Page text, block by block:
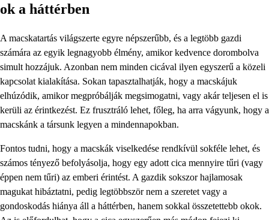
ok a háttérben
A macskatartás világszerte egyre népszerűbb, és a legtöbb gazdi
számára az egyik legnagyobb élmény, amikor kedvence dorombolva
simult hozzájuk. Azonban nem minden cicával ilyen egyszerű a közeli
kapcsolat kialakítása. Sokan tapasztalhatják, hogy a macskájuk
elhúzódik, amikor megpróbálják megsimogatni, vagy akár teljesen el is
kerüli az érintkezést. Ez frusztráló lehet, főleg, ha arra vágyunk, hogy a
macskánk a társunk legyen a mindennapokban.
Fontos tudni, hogy a macskák viselkedése rendkívül sokféle lehet, és
számos tényező befolyásolja, hogy egy adott cica mennyire tűri (vagy
éppen nem tűri) az emberi érintést. A gazdik sokszor hajlamosak
magukat hibáztatni, pedig legtöbbször nem a szeretet vagy a
gondoskodás hiánya áll a háttérben, hanem sokkal összetettebb okok.